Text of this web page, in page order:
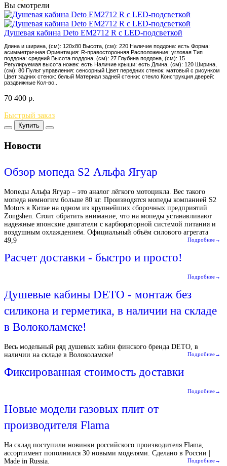
Вы смотрели
Душевая кабина Deto EM2712 R с LED-подсветкой
Длина и ширина, (см): 120x80 Высота, (см): 220 Наличие поддона: есть Форма:
асимметричная Ориентация: R-правосторонняя Расположение: угловая Тип
поддона: средний Высота поддона, (см): 27 Глубина поддона, (см): 15
Регулируемая высота ножек: есть Наличие крыши: есть Длина, (см): 120 Ширина,
(см): 80 Пульт управления: сенсорный Цвет передних стенок: матовый с рисунком
Цвет задних стенок: белый Материал задней стенки: стекло Конструкция дверей:
раздвижные Кол-во..
70 400 р.
Быстрый заказ
Купить
Новости
Обзор мопеда S2 Альфа Ягуар
Мопеды Альфа Ягуар – это аналог лёгкого мотоцикла. Вес такого
мопеда немногим больше 80 кг. Производятся мопеды компанией S2
Motors в Китае на одном из крупнейших сборочных предприятий
Zongshen. Стоит обратить внимание, что на мопеды устанавливают
надежные японские двигатели с карбюраторной системой питания и
воздушным охлаждением. Официальный объём силового агрегата
49,9
Подробнее→
Расчет доставки - быстро и просто!
Подробнее→
Душевые кабины DETO - монтаж без
силикона и герметика, в наличии на складе
в Волоколамске!
Весь модельный ряд душевых кабин финского бренда DETO, в
наличии на складе в Волоколамске!
Подробнее→
Фиксированная стоимость доставки
Подробнее→
Новые модели газовых плит от
производителя Flama
На склад поступили новинки российского производителя Flama,
ассортимент пополнился 30 новыми моделями. Сделано в России |
Made in Russia.
Подробнее→